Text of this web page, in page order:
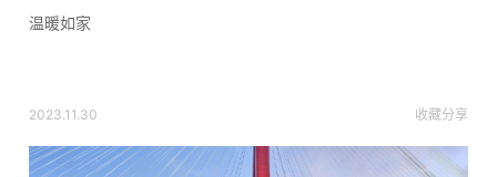
温暖如家
2023.11.30 收藏分享